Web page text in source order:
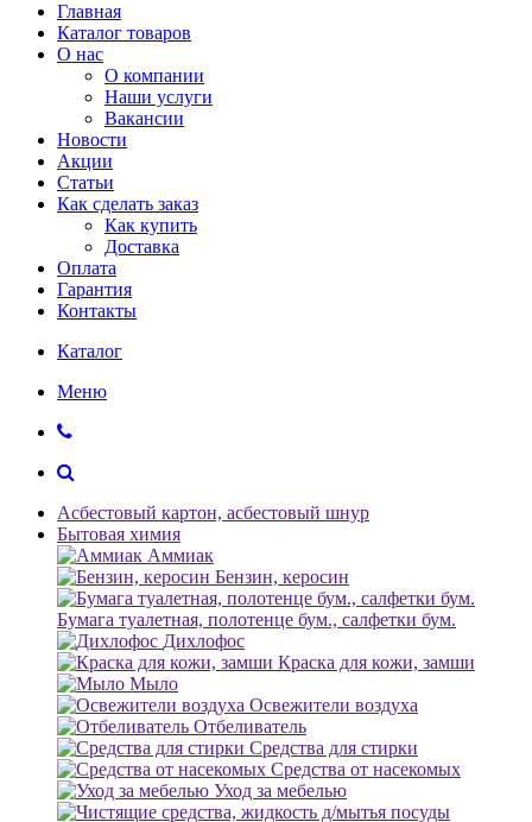
Главная
Каталог товаров
О нас
О компании
Наши услуги
Вакансии
Новости
Акции
Статьи
Как сделать заказ
Как купить
Доставка
Оплата
Гарантия
Контакты
Каталог
Меню
Асбестовый картон, асбестовый шнур
Бытовая химия
Аммиак
Бензин, керосин
Бумага туалетная, полотенце бум., салфетки бум.
Дихлофос
Краска для кожи, замши
Мыло
Освежители воздуха
Отбеливатель
Средства для стирки
Средства от насекомых
Уход за мебелью